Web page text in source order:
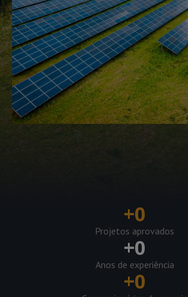
+0
Projetos aprovados
+0
Anos de experiência
+0